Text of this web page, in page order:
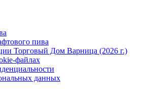
пива
Торговый Дом Варница (2026 г.)
файлах
данных